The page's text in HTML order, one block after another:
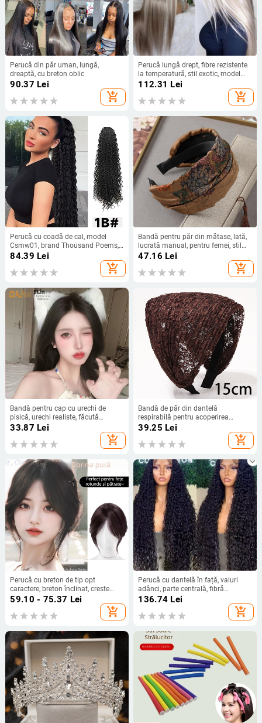
Perucă din păr uman, lungă,
dreaptă, cu breton oblic
90.37 Lei
add_shopping_cart
Perucă lungă drept, fibre rezistente
la temperatură, stil exotic, model
L190, aspect natural, modelează
112.31 Lei
add_shopping_cart
Perucă cu coadă de cal, model
Csmw01, brand Thousand Poems,
păr din fibră rezistentă la
temperaturi înalte, tehnologie de
procesare: mecanism
84.39 Lei
add_shopping_cart
Bandă pentru păr din mătase, lată,
lucrată manual, pentru femei, stil
franțuz retro
47.16 Lei
add_shopping_cart
Bandă pentru cap cu urechi de
pisică, urechi realiste, făcută
manual, materiale mixte, Saint ling,
33.87 Lei
add_shopping_cart
Bandă de păr din dantelă
respirabilă pentru acoperirea
părului alb, cu margine lată și clips
39.25 Lei
add_shopping_cart
Perucă cu breton de tip opt
caractere, breton înclinat, crește
volumul la creștet, păr de mătase,
59.10 - 75.37 Lei
add_shopping_cart
Perucă cu dantelă în față, valuri
adânci, parte centrală, fibră
rezistentă la temperaturi înalte,
136.74 Lei
add_shopping_cart